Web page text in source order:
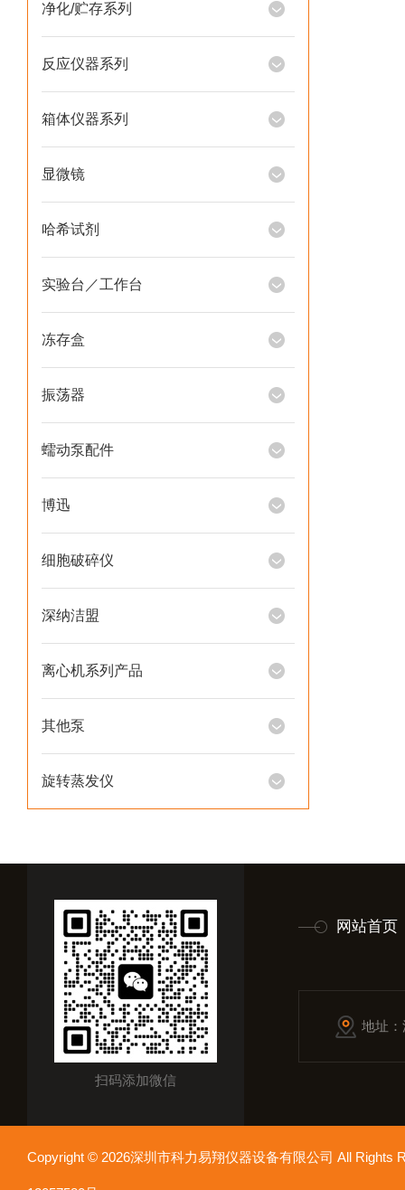
净化/贮存系列
反应仪器系列
箱体仪器系列
显微镜
哈希试剂
实验台／工作台
冻存盒
振荡器
蠕动泵配件
博迅
细胞破碎仪
深纳洁盟
离心机系列产品
其他泵
旋转蒸发仪
扫码添加微信
网站首页
地址
Copyright © 2026深圳市科力易翔仪器设备有限公司 All